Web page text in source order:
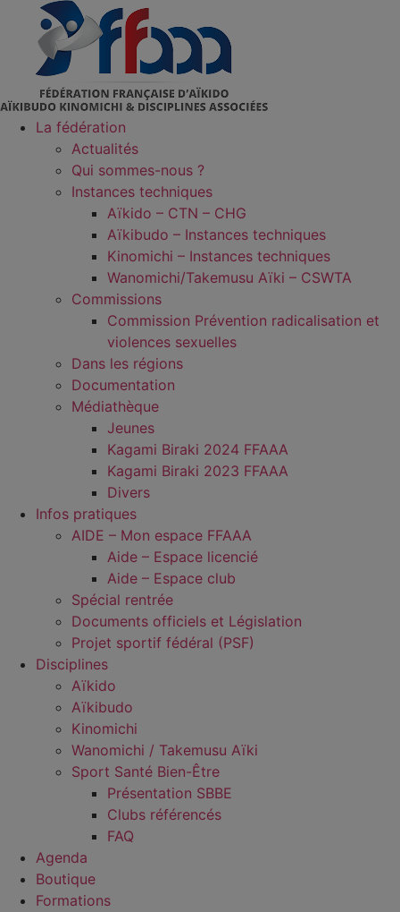
contenu
La fédération
Actualités
Qui sommes-nous ?
Instances techniques
Aïkido – CTN – CHG
Aïkibudo – Instances techniques
Kinomichi – Instances techniques
Wanomichi/Takemusu Aïki – CSWTA
Commissions
Commission Prévention radicalisation et
violences sexuelles
Dans les régions
Documentation
Médiathèque
Jeunes
Kagami Biraki 2024 FFAAA
Kagami Biraki 2023 FFAAA
Divers
Infos pratiques
AIDE – Mon espace FFAAA
Aide – Espace licencié
Aide – Espace club
Spécial rentrée
Documents officiels et Législation
Projet sportif fédéral (PSF)
Disciplines
Aïkido
Aïkibudo
Kinomichi
Wanomichi / Takemusu Aïki
Sport Santé Bien-Être
Présentation SBBE
Clubs référencés
FAQ
Agenda
Boutique
Formations